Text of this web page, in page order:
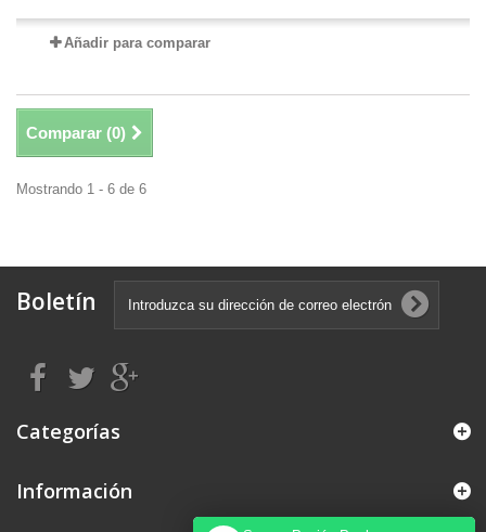
Añadir para comparar
Comparar (0)
Mostrando 1 - 6 de 6
Boletín
Categorías
Información